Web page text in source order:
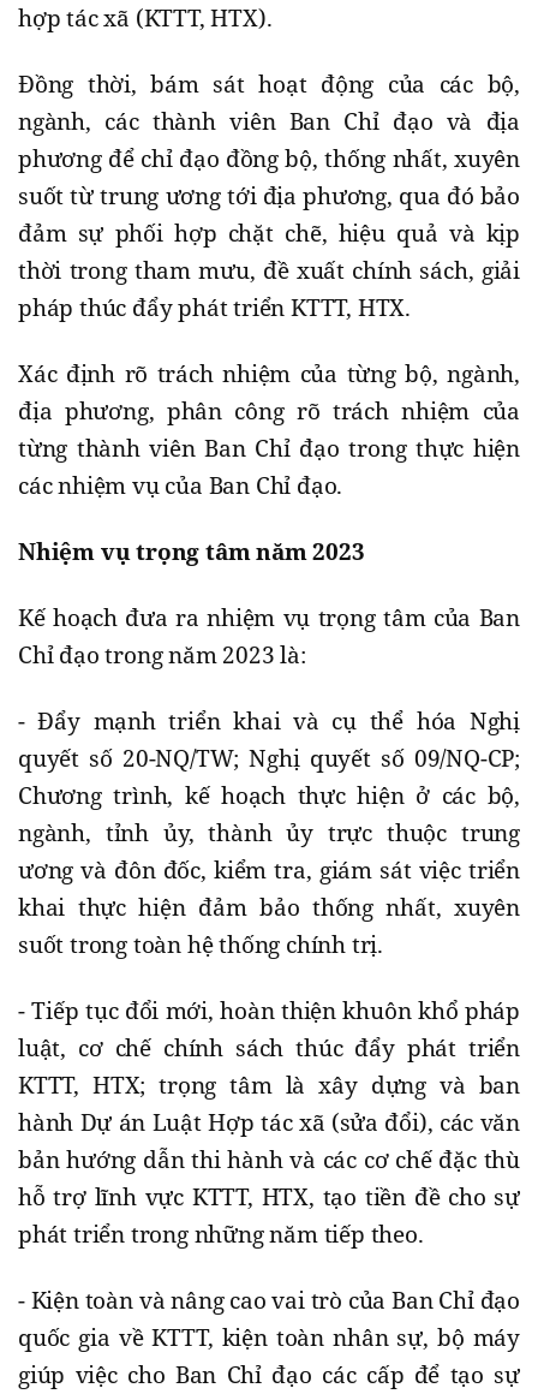
hợp tác xã (KTTT, HTX).
Đồng thời, bám sát hoạt động của các bộ,
ngành, các thành viên Ban Chỉ đạo và địa
phương để chỉ đạo đồng bộ, thống nhất, xuyên
suốt từ trung ương tới địa phương, qua đó bảo
đảm sự phối hợp chặt chẽ, hiệu quả và kịp
thời trong tham mưu, đề xuất chính sách, giải
pháp thúc đẩy phát triển KTTT, HTX.
Xác định rõ trách nhiệm của từng bộ, ngành,
địa phương, phân công rõ trách nhiệm của
từng thành viên Ban Chỉ đạo trong thực hiện
các nhiệm vụ của Ban Chỉ đạo.
Nhiệm vụ trọng tâm năm 2023
Kế hoạch đưa ra nhiệm vụ trọng tâm của Ban
Chỉ đạo trong năm 2023 là:
- Đẩy mạnh triển khai và cụ thể hóa Nghị
quyết số 20-NQ/TW; Nghị quyết số 09/NQ-CP;
Chương trình, kế hoạch thực hiện ở các bộ,
ngành, tỉnh ủy, thành ủy trực thuộc trung
ương và đôn đốc, kiểm tra, giám sát việc triển
khai thực hiện đảm bảo thống nhất, xuyên
suốt trong toàn hệ thống chính trị.
- Tiếp tục đổi mới, hoàn thiện khuôn khổ pháp
luật, cơ chế chính sách thúc đẩy phát triển
KTTT, HTX; trọng tâm là xây dựng và ban
hành Dự án Luật Hợp tác xã (sửa đổi), các văn
bản hướng dẫn thi hành và các cơ chế đặc thù
hỗ trợ lĩnh vực KTTT, HTX, tạo tiền đề cho sự
phát triển trong những năm tiếp theo.
- Kiện toàn và nâng cao vai trò của Ban Chỉ đạo
quốc gia về KTTT, kiện toàn nhân sự, bộ máy
giúp việc cho Ban Chỉ đạo các cấp để tạo sự